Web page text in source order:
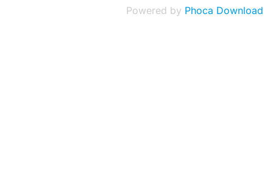
Powered by Phoca Download